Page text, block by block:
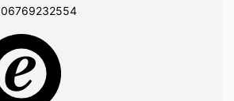
06769232554